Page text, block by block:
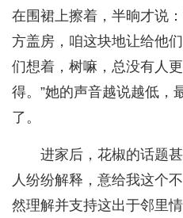
在围裙上擦着，半晌才说
方盖房，咱这块地让给他
们想着，树嘛，总没有人
得。”她的声音越说越低，
了。
进家后，花椒的话题
人纷纷解释，意给我这个
然理解并支持这出于邻里